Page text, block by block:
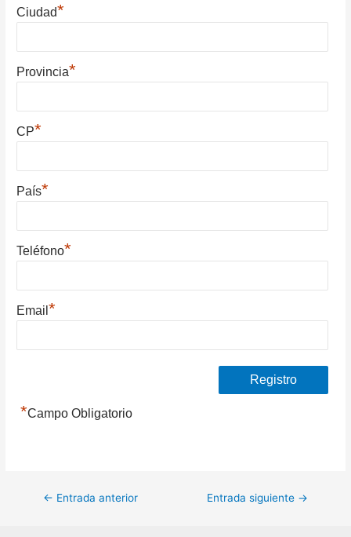
Ciudad*
Provincia*
CP*
País*
Teléfono*
Email*
*Campo Obligatorio
Navegación
← Entrada anterior Entrada siguiente →